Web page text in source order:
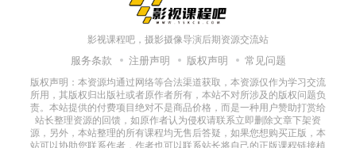
影视课程吧，摄影摄像导演后期资源交流站
服务条款 注册声明 版权声明 常见问题
版权声明：本资源均通过网络等合法渠道获取，本资源仅作为学习交流
所用，其版权归出版社或者原作者所有，本站不对所涉及的版权问题负
责。本站提供的付费项目绝对不是商品价格，而是一种用户赞助打赏给
站长整理资源的回馈，如原作者认为侵权请联系立即删除文章下架资
源，另外，本站整理的所有课程均无售后答疑，如果您想购买正版，本
站可以协助您联系作者，作者也可以联系站长将自己的正版课程链接植